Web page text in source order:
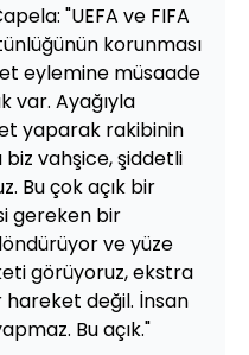
"UEFA ve FIFA
korunması
eylemine müsaade
var. Ayağıyla
yaparak rakibinin
biz vahşice, şiddetli
Bu çok açık bir
gereken bir
ve yüze
görüyoruz, ekstra
değil. İnsan
Bu açık."